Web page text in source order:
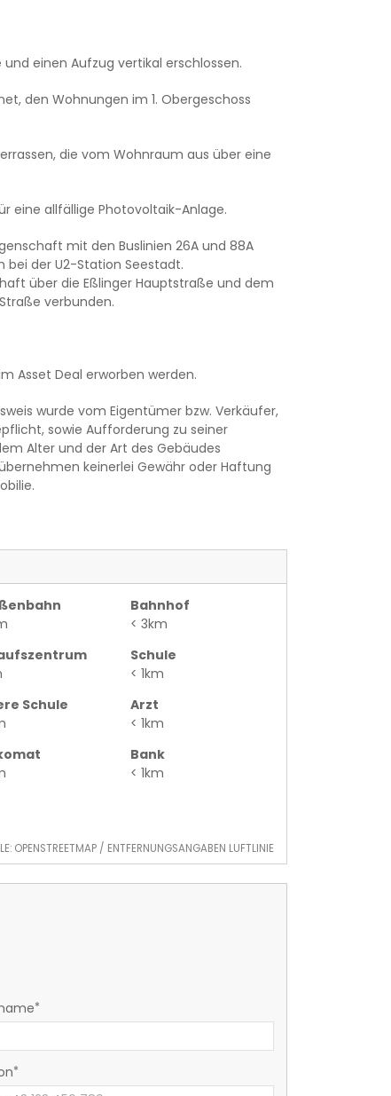
einen Aufzug vertikal erschlossen.
den Wohnungen im 1. Obergeschoss
die vom Wohnraum aus über eine
eine allfällige Photovoltaik-Anlage.
mit den Buslinien 26A und 88A
bei der U2-Station Seestadt.
über die Eßlinger Hauptstraße und dem
verbunden.
Asset Deal erworben werden.
wurde vom Eigentümer bzw. Verkäufer,
sowie Aufforderung zu seiner
Alter und der Art des Gebäudes
keinerlei Gewähr oder Haftung
Bahnhof
< 3km
Schule
< 1km
Schule
Arzt
< 1km
Bank
< 1km
OPENSTREETMAP / ENTFERNUNGSANGABEN LUFTLINIE